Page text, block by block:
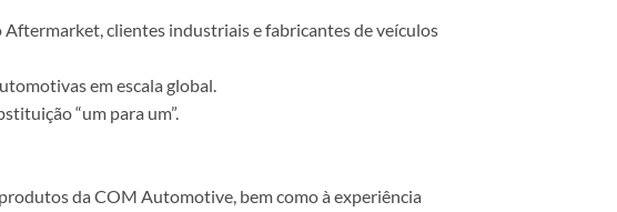
clientes industriais e fabricantes de veículos
em escala global.
“um para um”.
da COM Automotive, bem como à experiência